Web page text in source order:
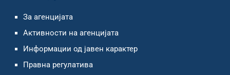
За агенцијата
Активности на агенцијата
Информации од јавен карактер
Правна регулатива